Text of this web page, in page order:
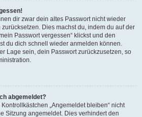
dir zwar dein altes Passwort nicht wieder
Dies machst du, indem du auf der
Passwort vergessen“ klickst und den
du dich schnell wieder anmelden können.
Lage sein, dein Passwort zurückzusetzen, so
abgemeldet?
„Angemeldet bleiben“ nicht
Sitzung angemeldet. Dies verhindert den